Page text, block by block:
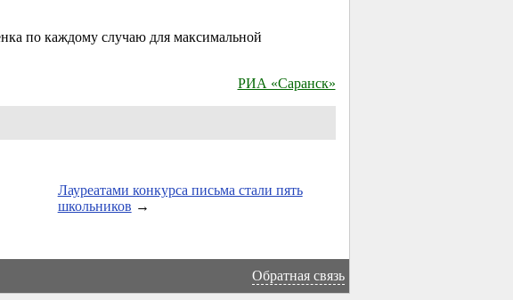
по каждому случаю для максимальной
РИА «Саранск»
Лауреатами конкурса письма стали пять
школьников →
Обратная связь